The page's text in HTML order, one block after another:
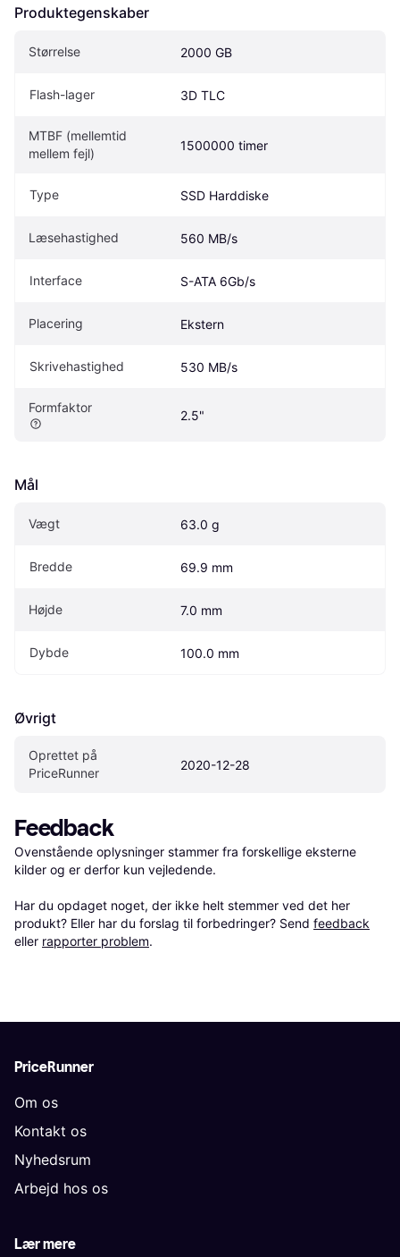
Produktegenskaber
Størrelse 2000 GB
Flash-lager 3D TLC
MTBF (mellemtid
mellem fejl)
1500000 timer
Type SSD Harddiske
Læsehastighed 560 MB/s
Interface S-ATA 6Gb/s
Placering Ekstern
Skrivehastighed 530 MB/s
Formfaktor
2.5"
Mål
Vægt 63.0 g
Bredde 69.9 mm
Højde 7.0 mm
Dybde 100.0 mm
Øvrigt
Oprettet på
PriceRunner
2020-12-28
Feedback
Ovenstående oplysninger stammer fra forskellige eksterne
kilder og er derfor kun vejledende.
Har du opdaget noget, der ikke helt stemmer ved det her
produkt? Eller har du forslag til forbedringer? Send feedback
eller rapporter problem.
PriceRunner
Om os
Kontakt os
Nyhedsrum
Arbejd hos os
Lær mere